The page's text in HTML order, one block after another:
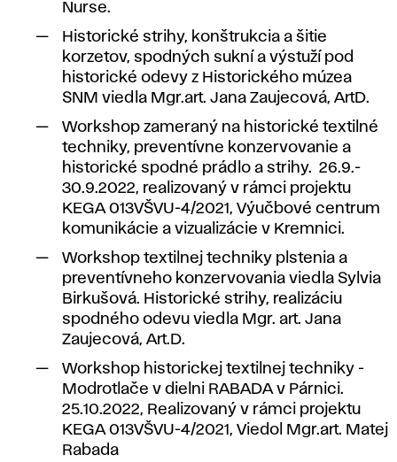
Nurse.
Historické strihy, konštrukcia a šitie
korzetov, spodných sukní a výstuží pod
historické odevy z Historického múzea
SNM viedla Mgr.art. Jana Zaujecová, ArtD.
Workshop zameraný na historické textilné
techniky, preventívne konzervovanie a
historické spodné prádlo a strihy. 26.9.-
30.9.2022, realizovaný v rámci projektu
KEGA 013VŠVU-4/2021, Výučbové centrum
komunikácie a vizualizácie v Kremnici.
Workshop textilnej techniky plstenia a
preventívneho konzervovania viedla Sylvia
Birkušová. Historické strihy, realizáciu
spodného odevu viedla Mgr. art. Jana
Zaujecová, Art.D.
Workshop historickej textilnej techniky -
Modrotlače v dielni RABADA v Párnici.
25.10.2022, Realizovaný v rámci projektu
KEGA 013VŠVU-4/2021, Viedol Mgr.art. Matej
Rabada